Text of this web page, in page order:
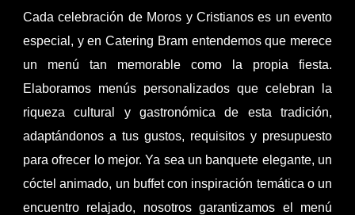
Cada celebración de Moros y Cristianos es un evento
especial, y en Catering Bram entendemos que merece
un menú tan memorable como la propia fiesta.
Elaboramos menús personalizados que celebran la
riqueza cultural y gastronómica de esta tradición,
adaptándonos a tus gustos, requisitos y presupuesto
para ofrecer lo mejor. Ya sea un banquete elegante, un
cóctel animado, un buffet con inspiración temática o un
encuentro relajado, nosotros garantizamos el menú